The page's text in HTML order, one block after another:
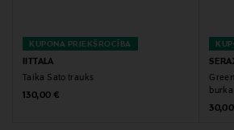
Atslēgvārdi
Iittala, taika sato, keramikas trauks,
KUPONA PRIEKŠROCĪBA
IITTALA
Taika Sato trauks
Original Price
130,00 €
burka